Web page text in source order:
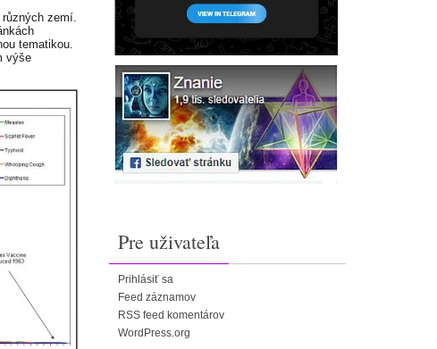
zemí.
tematikou.
výše
Pre uživateľa
Prihlásiť sa
Feed záznamov
RSS feed komentárov
WordPress.org